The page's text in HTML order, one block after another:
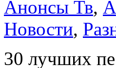
Анонсы Тв,
Новости,
30 лучших